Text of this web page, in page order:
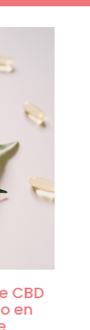
Trajes de
modelos